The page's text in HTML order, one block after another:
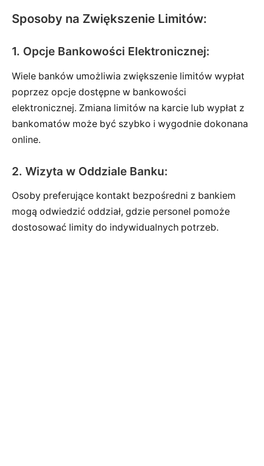
Sposoby na Zwiększenie Limitów:
1. Opcje Bankowości Elektronicznej:
Wiele banków umożliwia zwiększenie limitów wypłat
poprzez opcje dostępne w bankowości
elektronicznej. Zmiana limitów na karcie lub wypłat z
bankomatów może być szybko i wygodnie dokonana
online.
2. Wizyta w Oddziale Banku:
Osoby preferujące kontakt bezpośredni z bankiem
mogą odwiedzić oddział, gdzie personel pomoże
dostosować limity do indywidualnych potrzeb.